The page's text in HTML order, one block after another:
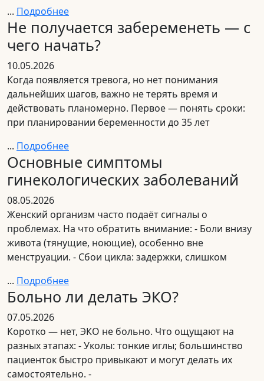
... Подробнее
Не получается забеременеть — с
чего начать?
10.05.2026
Когда появляется тревога, но нет понимания
дальнейших шагов, важно не терять время и
действовать планомерно. Первое — понять сроки:
при планировании беременности до 35 лет
... Подробнее
Основные симптомы
гинекологических заболеваний
08.05.2026
Женский организм часто подаёт сигналы о
проблемах. На что обратить внимание: - Боли внизу
живота (тянущие, ноющие), особенно вне
менструации. - Сбои цикла: задержки, слишком
... Подробнее
Больно ли делать ЭКО?
07.05.2026
Коротко — нет, ЭКО не больно. Что ощущают на
разных этапах: - Уколы: тонкие иглы; большинство
пациенток быстро привыкают и могут делать их
самостоятельно. -